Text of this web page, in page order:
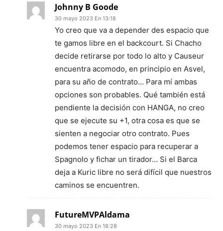
Johnny B Goode
30 mayo 2023 En 13:18
Yo creo que va a depender des espacio que
te gamos libre en el backcourt. Si Chacho
decide retirarse por todo lo alto y Causeur
encuentra acomodo, en principio en Asvel,
para su año de contrato… Para mí ambas
opciones son probables. Qué también está
pendiente la decisión con HANGA, no creo
que se ejecute su +1, otra cosa es que se
sienten a negociar otro contrato. Pues
podemos tener espacio para recuperar a
Spagnolo y fichar un tirador… Si el Barca
deja a Kuric libre no será difícil que nuestros
caminos se encuentren.
FutureMVPAldama
30 mayo 2023 En 18:28